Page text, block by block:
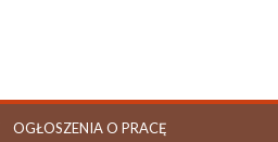
OGŁOSZENIA O PRACĘ